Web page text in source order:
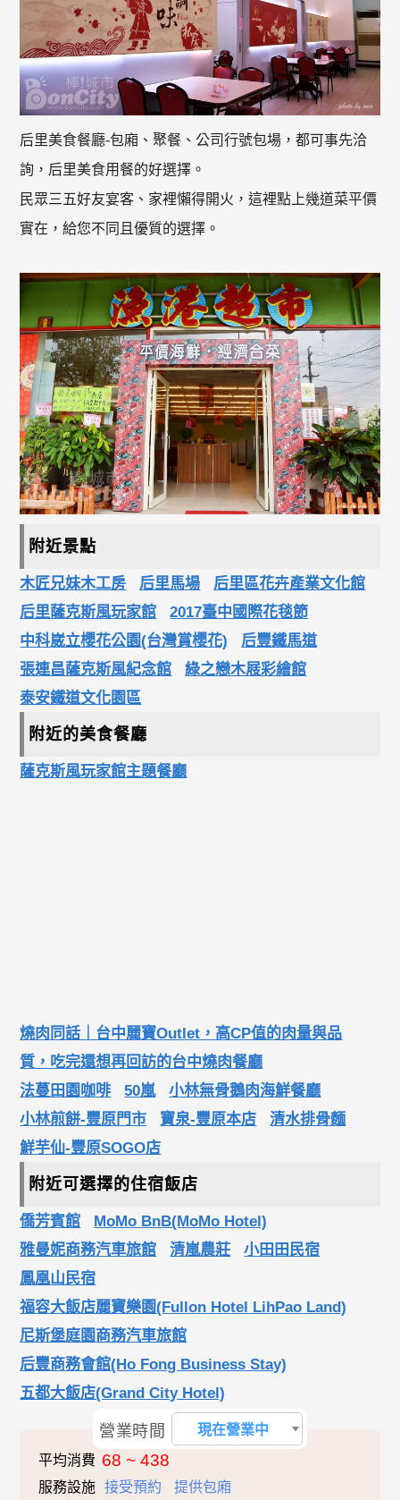
后里美食餐廳-包廂、聚餐、公司行號包場，都可事先洽
詢，后里美食用餐的好選擇。
民眾三五好友宴客、家裡懶得開火，這裡點上幾道菜平價
實在，給您不同且優質的選擇。
附近景點
木匠兄妹木工房 后里馬場
后里區花卉產業文化館
后里薩克斯風玩家館
2017臺中國際花毯節
中科崴立櫻花公園(台灣賞櫻花)
后豐鐵馬道
張連昌薩克斯風紀念館
綠之戀木屐彩繪館
泰安鐵道文化園區
附近的美食餐廳
薩克斯風玩家館主題餐廳
燒肉同話｜台中麗寶Outlet，高CP值的肉量與品
質，吃完還想再回訪的台中燒肉餐廳
法蔓田園咖啡
50嵐
小林無骨鵝肉海鮮餐廳
小林煎餅-豐原門市
寶泉-豐原本店
清水排骨麵
鮮芋仙-豐原SOGO店
附近可選擇的住宿飯店
僑芳賓館
MoMo BnB(MoMo Hotel)
雅曼妮商務汽車旅館
清嵐農莊
小田田民宿
鳳凰山民宿
福容大飯店麗寶樂園(Fullon Hotel LihPao Land)
尼斯堡庭園商務汽車旅館
后豐商務會館(Ho Fong Business Stay)
五都大飯店(Grand City Hotel)
平均消費 68 ~ 438
營業時間 現在營業中
服務設施 接受預約 提供包廂